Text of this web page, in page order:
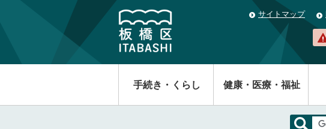
サイトマップ
手続き・くらし 健康・医療・福祉